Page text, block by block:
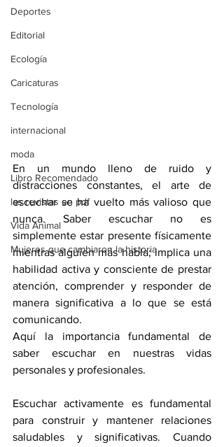
Deportes
Editorial
Ecología
Caricaturas
Tecnología
internacional
moda
Libro Recomendado
las revistas en pdf
Vida Animal
Mujeres que cambiaron la historia
En un mundo lleno de ruido y
distracciones constantes, el arte de
escuchar se ha vuelto más valioso que
nunca. Saber escuchar no es
simplemente estar presente físicamente
mientras alguien más habla; implica una
habilidad activa y consciente de prestar
atención, comprender y responder de
manera significativa a lo que se está
comunicando.
Aquí la importancia fundamental de
saber escuchar en nuestras vidas
personales y profesionales.
Escuchar activamente es fundamental
para construir y mantener relaciones
saludables y significativas. Cuando